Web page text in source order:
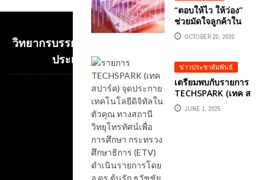
“ตอบให้ไว ให้ว่อง”
ช่วยมัดใจลูกค้าใน
โลกออนไลน์
OCTOBER 20, 2020
ข่าวประชาสัมพันธ์
เตรียมพบกับรายการ
TECHSPARK (เทค ส
ปาร์ค) จุดประกาย
เทคโนโลยีดิจิทัลใน
JUNE 1, 2025
วิทยากรบรรยาย E-COMMERCE เพื่อการค้าระหว่าง
ประเทศ อ.ดร.ต้นรัก ธวัชชัย สุขสีดา